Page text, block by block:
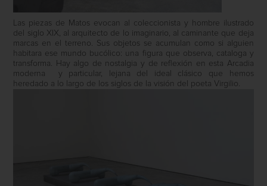
Las piezas de Matos evocan al coleccionista y hombre ilustrado
del siglo XIX, al arquitecto de lo imaginario, al caminante que deja
marcas en el terreno. Sus objetos se acumulan como si alguien
habitara ese mundo bucólico: una figura que observa, cataloga y
transforma. Hay algo de nostalgia y de reflexión en esta Arcadia
moderna
y particular, lejana del ideal clásico que hemos
heredado a lo largo de los siglos de la visión del poeta Virgilio.